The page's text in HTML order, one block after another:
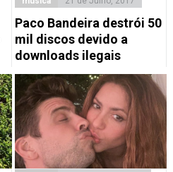
​Paco Bandeira destrói 50
mil discos devido a
downloads ilegais